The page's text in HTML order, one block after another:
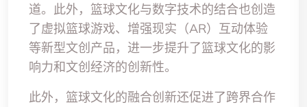
道。此外，篮球文化与数字技术的结合也创造
了虚拟篮球游戏、增强现实（AR）互动体验
等新型文创产品，进一步提升了篮球文化的影
响力和文创经济的创新性。
此外，篮球文化的融合创新还促进了跨界合作